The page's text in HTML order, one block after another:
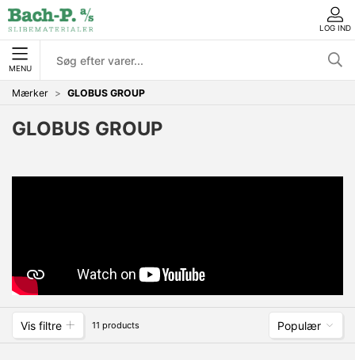
LOG IND
MENU
Mærker GLOBUS GROUP
GLOBUS GROUP
Vis filtre 11 products Populær